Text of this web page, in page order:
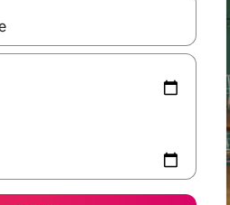
上下方向键查看，或通过点击或滑动手